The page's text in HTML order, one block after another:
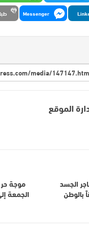
Messenger
الموقع
الجسد
بالوطن
موجة
الجمعة